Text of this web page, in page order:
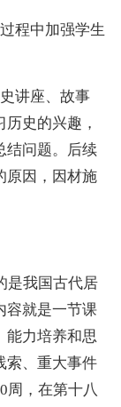
程中加强学生
讲座、故事
史的兴趣，
结问题。后续
原因，因材施
我国古代居
容就是一节课
能力培养和思
索、重大事件
周，在第十八